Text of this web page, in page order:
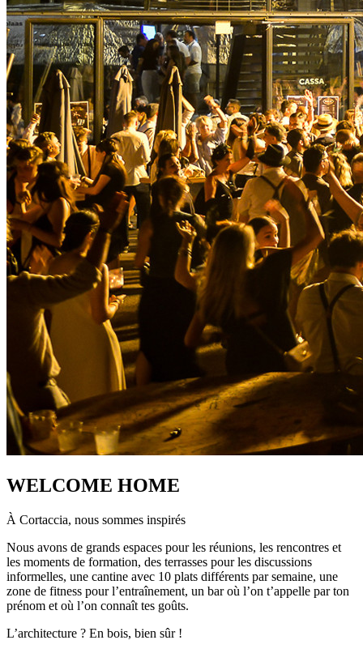
WELCOME HOME
À Cortaccia, nous sommes inspirés
Nous avons de grands espaces pour les réunions, les rencontres et
les moments de formation, des terrasses pour les discussions
informelles, une cantine avec 10 plats différents par semaine, une
zone de fitness pour l’entraînement, un bar où l’on t’appelle par ton
prénom et où l’on connaît tes goûts.
L’architecture ? En bois, bien sûr !